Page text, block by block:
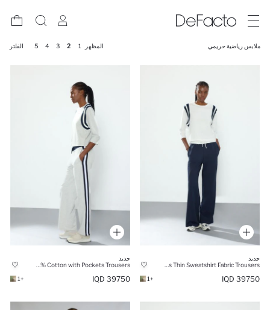
ملابس رياضية حريمي المظهر 1
2
3
4
5 الفلتر
جديد
39750 IQD
+1
جديد
39750 IQD
+1